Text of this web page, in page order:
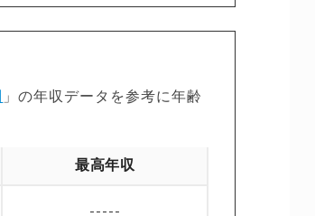
」の年収データを参考に年齢
最高年収
-----